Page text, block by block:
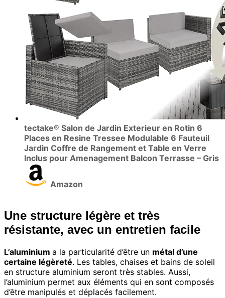
tectake® Salon de Jardin Exterieur en Rotin 6
Places en Resine Tressee Modulable 6 Fauteuil
Jardin Coffre de Rangement et Table en Verre
Inclus pour Amenagement Balcon Terrasse – Gris
Amazon
Une structure légère et très
résistante, avec un entretien facile
L’aluminium a la particularité d’être un métal d’une
certaine légèreté. Les tables, chaises et bains de soleil
en structure aluminium seront très stables. Aussi,
l’aluminium permet aux éléments qui en sont composés
d’être manipulés et déplacés facilement.